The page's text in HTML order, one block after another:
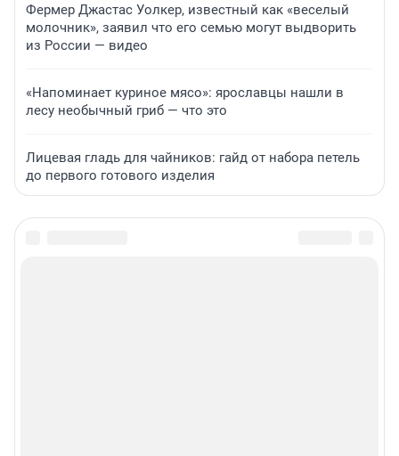
Фермер Джастас Уолкер, известный как «веселый
молочник», заявил что его семью могут выдворить
из России — видео
«Напоминает куриное мясо»: ярославцы нашли в
лесу необычный гриб — что это
Лицевая гладь для чайников: гайд от набора петель
до первого готового изделия